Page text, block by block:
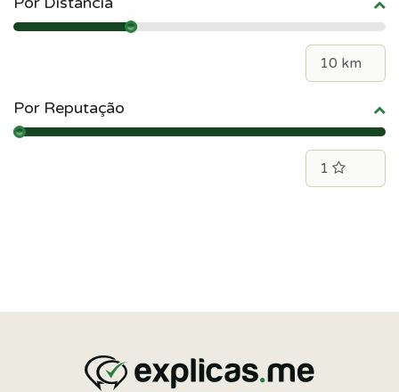
Por Reputação